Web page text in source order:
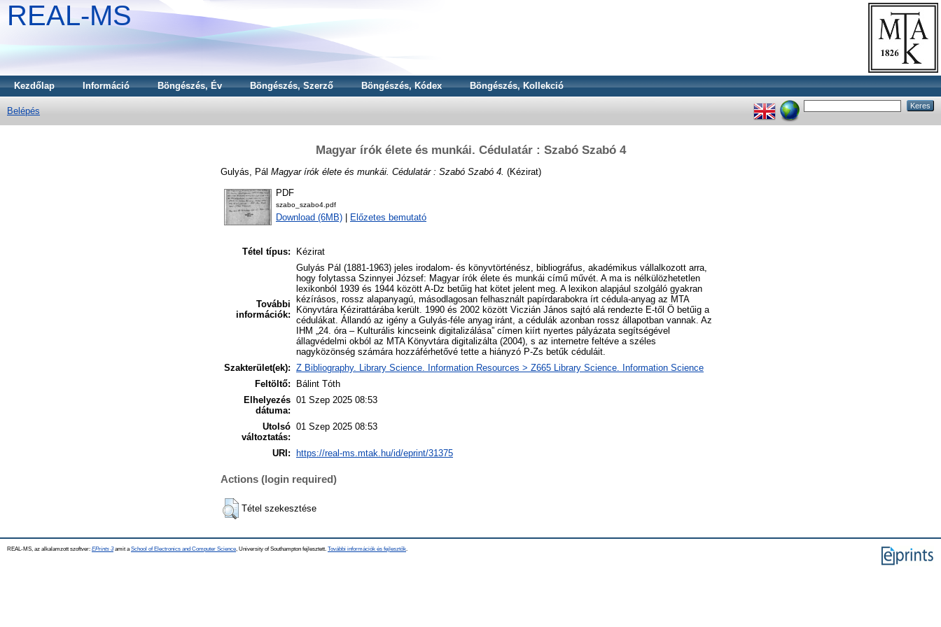
REAL-MS
Kezdőlap Információ Böngészés, Év Böngészés, Szerző Böngészés, Kódex Böngészés, Kollekció
Belépés
Magyar írók élete és munkái. Cédulatár : Szabó Szabó 4
Gulyás, Pál Magyar írók élete és munkái. Cédulatár : Szabó Szabó 4. (Kézirat)
PDF
szabo_szabo4.pdf
Download (6MB) Előzetes bemutató
Tétel típus: Kézirat
További
információk:
Gulyás Pál (1881-1963) jeles irodalom- és könyvtörténész, bibliográfus, akadémikus vállalkozott arra,
hogy folytassa Szinnyei József: Magyar írók élete és munkái című művét. A ma is nélkülözhetetlen
lexikonból 1939 és 1944 között A-Dz betűig hat kötet jelent meg. A lexikon alapjául szolgáló gyakran
kézírásos, rossz alapanyagú, másodlagosan felhasznált papírdarabokra írt cédula-anyag az MTA
Könyvtára Kézirattárába került. 1990 és 2002 között Viczián János sajtó alá rendezte E-től Ö betűig a
cédulákat. Állandó az igény a Gulyás-féle anyag iránt, a cédulák azonban rossz állapotban vannak. Az
IHM „24. óra – Kulturális kincseink digitalizálása” címen kiírt nyertes pályázata segítségével
állagvédelmi okból az MTA Könyvtára digitalizálta (2004), s az internetre feltéve a széles
nagyközönség számára hozzáférhetővé tette a hiányzó P-Zs betűk céduláit.
Szakterület(ek): Z Bibliography. Library Science. Information Resources > Z665 Library Science. Information Science
Feltöltő:
Bálint Tóth
Elhelyezés
dátuma:
01 Szep 2025 08:53
Utolsó
változtatás:
01 Szep 2025 08:53
URI: https://real-ms.mtak.hu/id/eprint/31375
Actions (login required)
Tétel szekesztése
REAL-MS, az alkalamzott szoftver: EPrints 3amit a School of Electronics and Computer Science , University of Southampton fejlesztett. További információk és fejlesztők